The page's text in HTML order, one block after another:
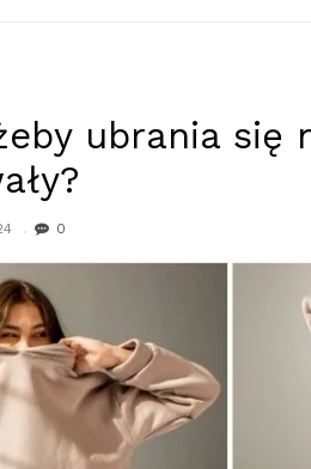
ubrania się
0